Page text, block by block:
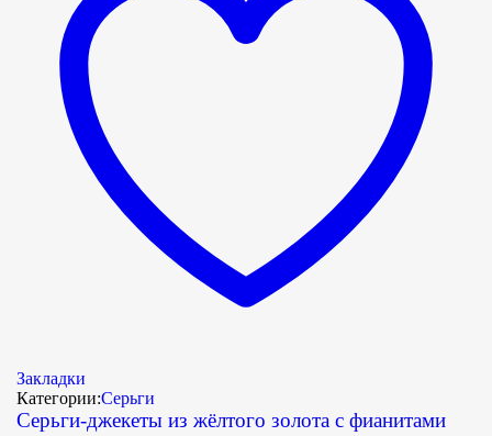
Закладки
Категории:Серьги
Серьги-джекеты из жёлтого золота с фианитами